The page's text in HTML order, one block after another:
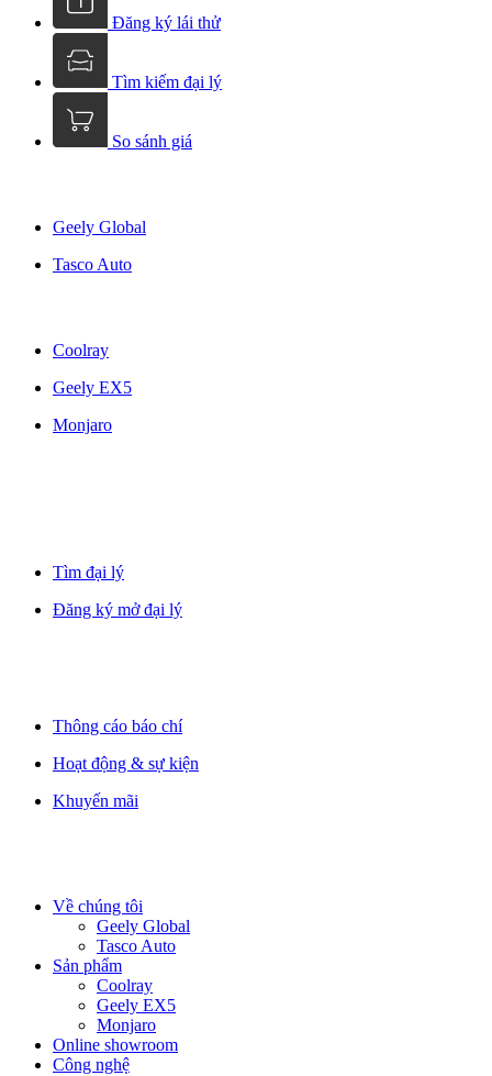
Đăng ký lái thử
Tìm kiếm đại lý
So sánh giá
Geely Global
Tasco Auto
Coolray
Geely EX5
Monjaro
Tìm đại lý
Đăng ký mở đại lý
Thông cáo báo chí
Hoạt động & sự kiện
Khuyến mãi
Về chúng tôi
Geely Global
Tasco Auto
Sản phẩm
Coolray
Geely EX5
Monjaro
Online showroom
Công nghệ